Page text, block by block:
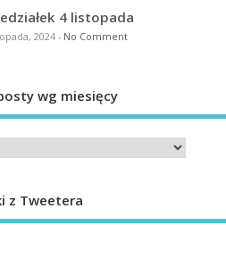
4 listopada
2024- No Comment
wg miesięcy
z Tweetera